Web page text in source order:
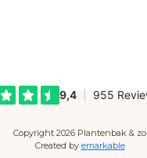
Copyright 2026 Plantenbak & zo
Created by emarkable